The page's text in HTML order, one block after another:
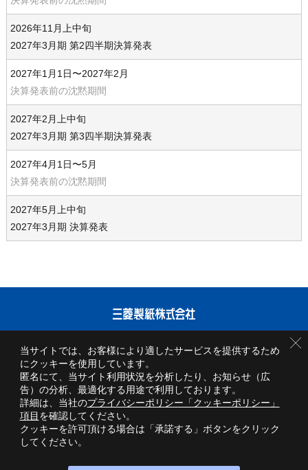
2026年11月上中旬
2027年3月期 第2四半期決算発表
2027年1月1日〜2027年2月
決算発表前の沈黙期間
2027年2月上中旬
2027年3月期 第3四半期決算発表
2027年4月1日〜5月
決算発表前の沈黙期間
2027年5月上中旬
2027年3月期 決算発表
サイトご利用条件
プライバシーポリシー
情報開示方針
お問い合わせ
当サイトでは、お客様により適したサービスを提供するため
にクッキーを使用しています。
匿名にて、当サイト利用状況を分析したり、お知らせ（広
告）の分析、最適化する用途で利用しております。
詳細は、当社のプライバシーポリシー「クッキーポリシー」
項目 を確認してください。
クッキーを許可頂ける場合は「承諾する」ボタンをクリック
してください。